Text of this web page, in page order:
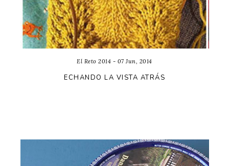
El Reto 2014 - 07 Jun, 2014
ECHANDO LA VISTA ATRÁS